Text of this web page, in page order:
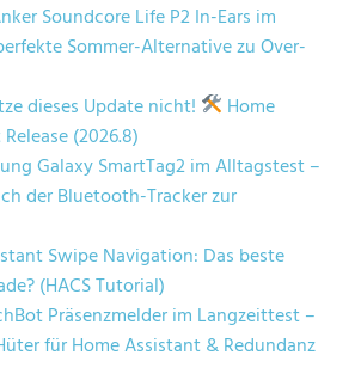
Soundcore Life P2 In-Ears im
Sommer-Alternative zu Over-
dieses Update nicht!
Home
(2026.8)
Galaxy SmartTag2 im Alltagstest –
der Bluetooth-Tracker zur
Swipe Navigation: Das beste
(HACS Tutorial)
Präsenzmelder im Langzeittest –
für Home Assistant & Redundanz